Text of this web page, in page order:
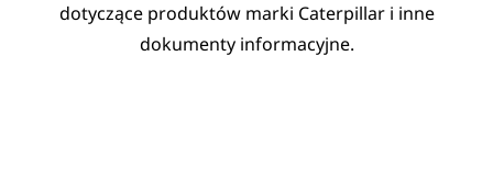
dotyczące produktów marki Caterpillar i inne
dokumenty informacyjne.